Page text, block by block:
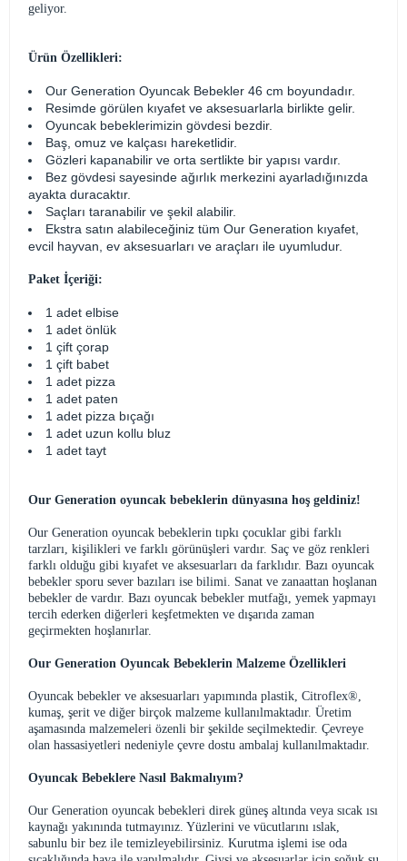
geliyor.
Ürün Özellikleri:
Our Generation Oyuncak Bebekler 46 cm boyundadır.
Resimde görülen kıyafet ve aksesuarlarla birlikte gelir.
Oyuncak bebeklerimizin gövdesi bezdir.
Baş, omuz ve kalçası hareketlidir.
Gözleri kapanabilir ve orta sertlikte bir yapısı vardır.
Bez gövdesi sayesinde ağırlık merkezini ayarladığınızda
ayakta duracaktır.
Saçları taranabilir ve şekil alabilir.
Ekstra satın alabileceğiniz tüm Our Generation kıyafet,
evcil hayvan, ev aksesuarları ve araçları ile uyumludur.
Paket İçeriği:
1 adet elbise
1 adet önlük
1 çift çorap
1 çift babet
1 adet pizza
1 adet paten
1 adet pizza bıçağı
1 adet uzun kollu bluz
1 adet tayt
Our Generation oyuncak bebeklerin dünyasına hoş geldiniz!
Our Generation oyuncak bebeklerin tıpkı çocuklar gibi farklı
tarzları, kişilikleri ve farklı görünüşleri vardır. Saç ve göz renkleri
farklı olduğu gibi kıyafet ve aksesuarları da farklıdır. Bazı oyuncak
bebekler sporu sever bazıları ise bilimi. Sanat ve zanaattan hoşlanan
bebekler de vardır. Bazı oyuncak bebekler mutfağı, yemek yapmayı
tercih ederken diğerleri keşfetmekten ve dışarıda zaman
geçirmekten hoşlanırlar.
Our Generation Oyuncak Bebeklerin Malzeme Özellikleri
Oyuncak bebekler ve aksesuarları yapımında plastik, Citroflex®,
kumaş, şerit ve diğer birçok malzeme kullanılmaktadır. Üretim
aşamasında malzemeleri özenli bir şekilde seçilmektedir. Çevreye
olan hassasiyetleri nedeniyle çevre dostu ambalaj kullanılmaktadır.
Oyuncak Bebeklere Nasıl Bakmalıyım?
Our Generation oyuncak bebekleri direk güneş altında veya sıcak ısı
kaynağı yakınında tutmayınız. Yüzlerini ve vücutlarını ıslak,
sabunlu bir bez ile temizleyebilirsiniz. Kurutma işlemi ise oda